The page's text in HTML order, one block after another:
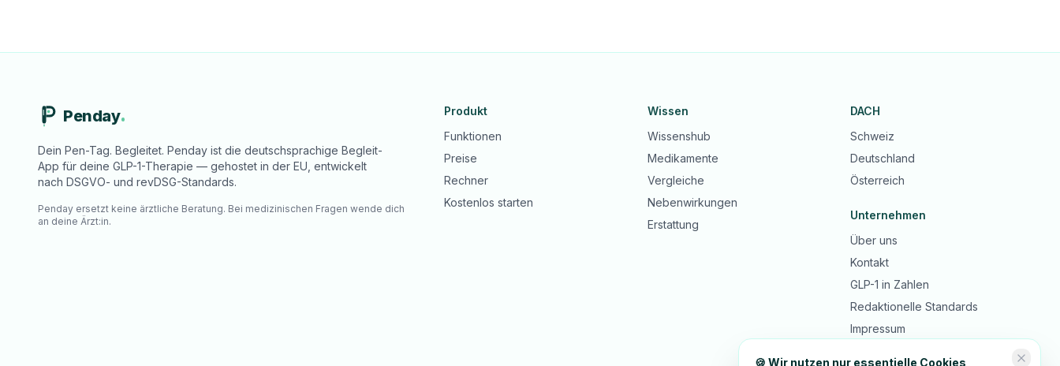
Penday
Dein Pen-Tag. Begleitet. Penday ist die deutschsprachige Begleit-
App für deine GLP-1-Therapie — gehostet in der EU, entwickelt
nach DSGVO- und revDSG-Standards.
Penday ersetzt keine ärztliche Beratung. Bei medizinischen Fragen wende dich
an deine Ärzt:in.
Produkt
Funktionen
Preise
Rechner
Kostenlos starten
Wissen
Wissenshub
Medikamente
Vergleiche
Nebenwirkungen
Erstattung
DACH
Schweiz
Deutschland
Österreich
Unternehmen
Über uns
Kontakt
GLP-1 in Zahlen
Redaktionelle Standards
Impressum
🍪 Wir nutzen nur essentielle Cookies